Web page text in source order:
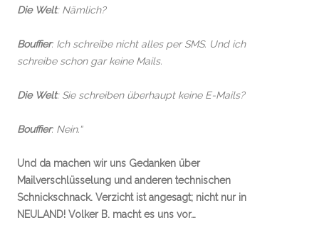
Die Welt: Nämlich?
Bouffier: Ich schreibe nicht alles per SMS. Und ich
schreibe schon gar keine Mails.
Die Welt: Sie schreiben überhaupt keine E-Mails?
Bouffier: Nein.“
Und da machen wir uns Gedanken über
Mailverschlüsselung und anderen technischen
Schnickschnack. Verzicht ist angesagt; nicht nur in
NEULAND! Volker B. macht es uns vor…